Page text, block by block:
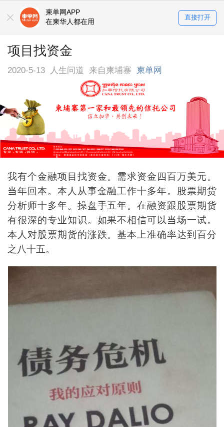
柬单网APP
在柬华人都在用
直接打开
项目找资金
2020-5-13 人生问道 来自柬埔寨 柬单网
我有个金融项目找资金。需求资金四百万美元。
当年回本。本人从事金融工作十多年。股票期货
分析师十多年。操盘手五年。在融资跟股票期货
有很深的专业知识。如果不相信可以当场一试。
本人对股票期货的涨跌。基本上准确率达到百分
之八十五。